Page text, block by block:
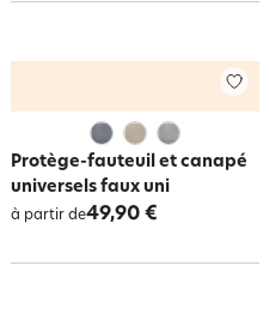
Protège-fauteuil et canapé
universels faux uni
à partir de49,90 €